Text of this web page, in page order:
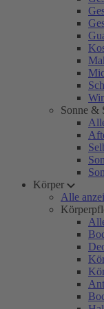
Sonne &
Körper
Alle